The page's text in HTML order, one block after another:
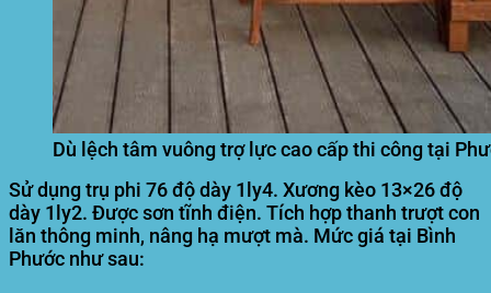
Dù lệch tâm vuông trợ lực cao cấp thi công tại
Sử dụng trụ phi 76 độ dày 1ly4. Xương kèo 13×26 độ
dày 1ly2. Được sơn tĩnh điện. Tích hợp thanh trượt con
lăn thông minh, nâng hạ mượt mà. Mức giá tại Bình
Phước như sau: